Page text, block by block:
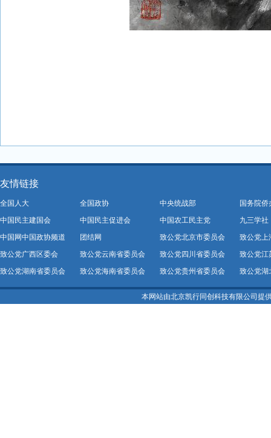
友情链接
全国人大 全国政协 中央统战部
国务院侨
中国民主建国会
中国民主促进会 中国农工民主党
九三学社
中国网中国政协频道
团结网 致公党北京市委员会
致公党上
致公党广西区委会
致公党云南省委员会 致公党四川省委员会
致公党江
致公党湖南省委员会
致公党海南省委员会 致公党贵州省委员会 致公党湖
本网站由北京凯行同创科技有限公司提